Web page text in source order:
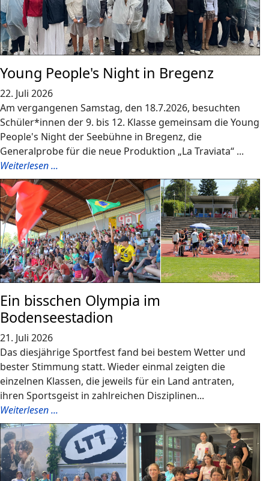
Young People's Night in Bregenz
22. Juli 2026
Am vergangenen Samstag, den 18.7.2026, besuchten
Schüler*innen der 9. bis 12. Klasse gemeinsam die Young
People's Night der Seebühne in Bregenz, die
Generalprobe für die neue Produktion „La Traviata“ ...
Weiterlesen ...
Ein bisschen Olympia im
Bodenseestadion
21. Juli 2026
Das diesjährige Sportfest fand bei bestem Wetter und
bester Stimmung statt. Wieder einmal zeigten die
einzelnen Klassen, die jeweils für ein Land antraten,
ihren Sportsgeist in zahlreichen Disziplinen...
Weiterlesen ...